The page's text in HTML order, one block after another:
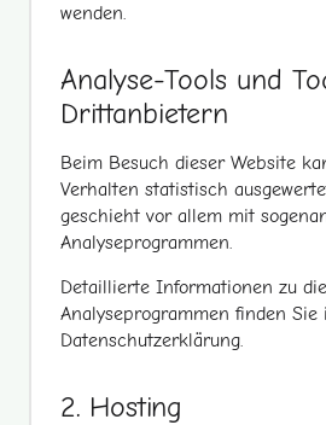
wenden.
Analyse-Tools und
Dritt­anbietern
Beim Besuch dieser Website
Verhalten statistisch
geschieht vor allem mit
Analyseprogrammen.
Detaillierte Informationen zu
Analyseprogrammen finden Sie
Datenschutzerklärung.
2. Hosting